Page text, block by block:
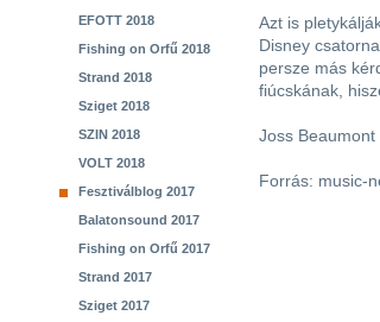
EFOTT 2018
Fishing on Orfű 2018
Strand 2018
Sziget 2018
SZIN 2018
VOLT 2018
Fesztiválblog 2017
Balatonsound 2017
Fishing on Orfű 2017
Strand 2017
Sziget 2017
Azt is
Disney
persze más
fiúcskának,
Joss Beaumont
Forrás: music-